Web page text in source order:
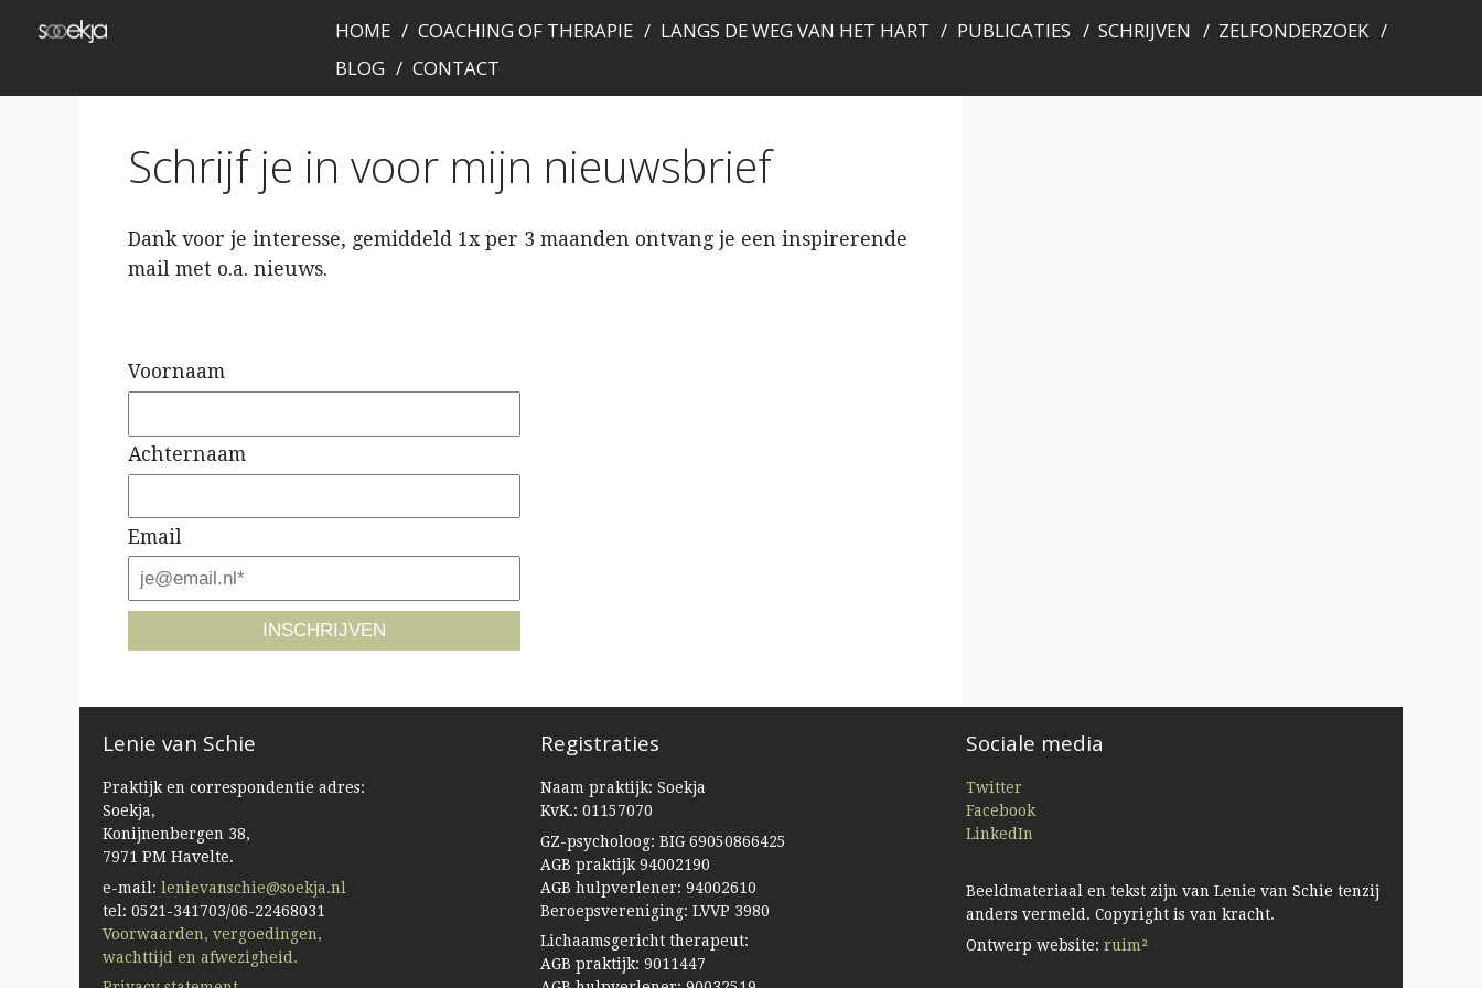
HOME COACHING OF THERAPIE LANGS DE WEG VAN HET HART PUBLICATIES SCHRIJVEN
ZELFONDERZOEK
BLOG
CONTACT
Schrijf je in voor mijn nieuwsbrief
Dank voor je interesse, gemiddeld 1x per 3 maanden ontvang je een inspirerende
mail met o.a. nieuws.
Voornaam
Achternaam
Email
Lenie van Schie
Praktijk en correspondentie adres:
Soekja,
Konijnenbergen 38,
7971 PM Havelte.
e-mail: lenievanschie@soekja.nl
tel: 0521-341703/06-22468031
Voorwaarden, vergoedingen,
wachttijd en afwezigheid.
Registraties
Naam praktijk: Soekja
KvK.: 01157070
GZ-psycholoog: BIG 69050866425
AGB praktijk 94002190
AGB hulpverlener: 94002610
Beroepsvereniging: LVVP 3980
Lichaamsgericht therapeut:
AGB praktijk: 9011447
Sociale media
Twitter
Facebook
LinkedIn
Beeldmateriaal en tekst zijn van Lenie van Schie tenzij
anders vermeld. Copyright is van kracht.
Ontwerp website: ruim²